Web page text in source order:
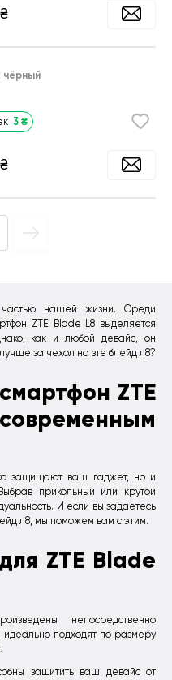
нашей жизни. Среди
ZTE Blade L8 выделяется
как и любой девайс, он
за чехол на зте блейд л8?
ZTE
защищают ваш гаджет, но и
прикольный или крутой
И если вы задаетесь
л8, мы поможем вам с этим.
ZTE Blade
непосредственно
подходят по размеру
защитить ваш девайс от
₴
чёрный
3 ₴
₴